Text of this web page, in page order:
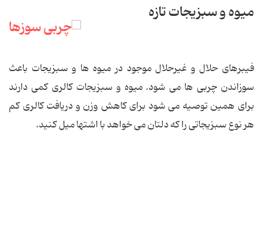
میوه و سبزیجات تازه
فیبرهای حلال و غیرحلال موجود در میوه ها و سبزیجات باعث
سوزاندن چربی ها می شود. میوه و سبزیجات کالری کمی دارند
برای همین توصیه می شود برای کاهش وزن و دریافت کالری کم
هر نوع سبزیجاتی را که دلتان می خواهد با اشتها میل کنید.